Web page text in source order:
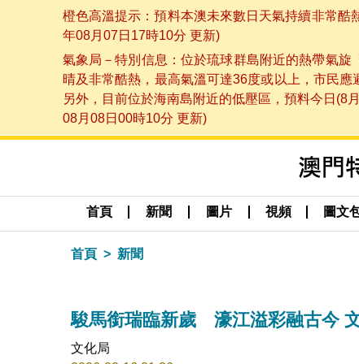
橙色高溫提示：預料本澳未來數日天氣持續非常
年08月07日17時10分 更新)
氣象局－特別信息：位於琉球群島附近的熱帶氣
晴及非常酷熱，最高氣溫可達36度或以上，市民
另外，目前位於海南島附近的低壓區，預料今日(8
08月08日00時10分 更新)
首頁 新聞 圖片 視頻 圖文
首頁 新聞
駿馬銜瑞臨新歲 濠江溢彩融古今
文化局